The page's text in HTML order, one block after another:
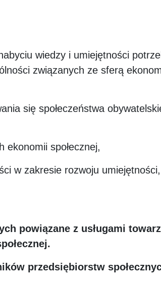
wiedzy i umiejętności
związanych ze sferą
się społeczeństwa
ekonomii społecznej,
w zakresie rozwoju
powiązane z usługami
przedsiębiorstw